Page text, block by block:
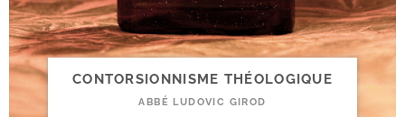
CONTORSIONNISME THÉOLOGIQUE
ABBÉ LUDOVIC GIROD